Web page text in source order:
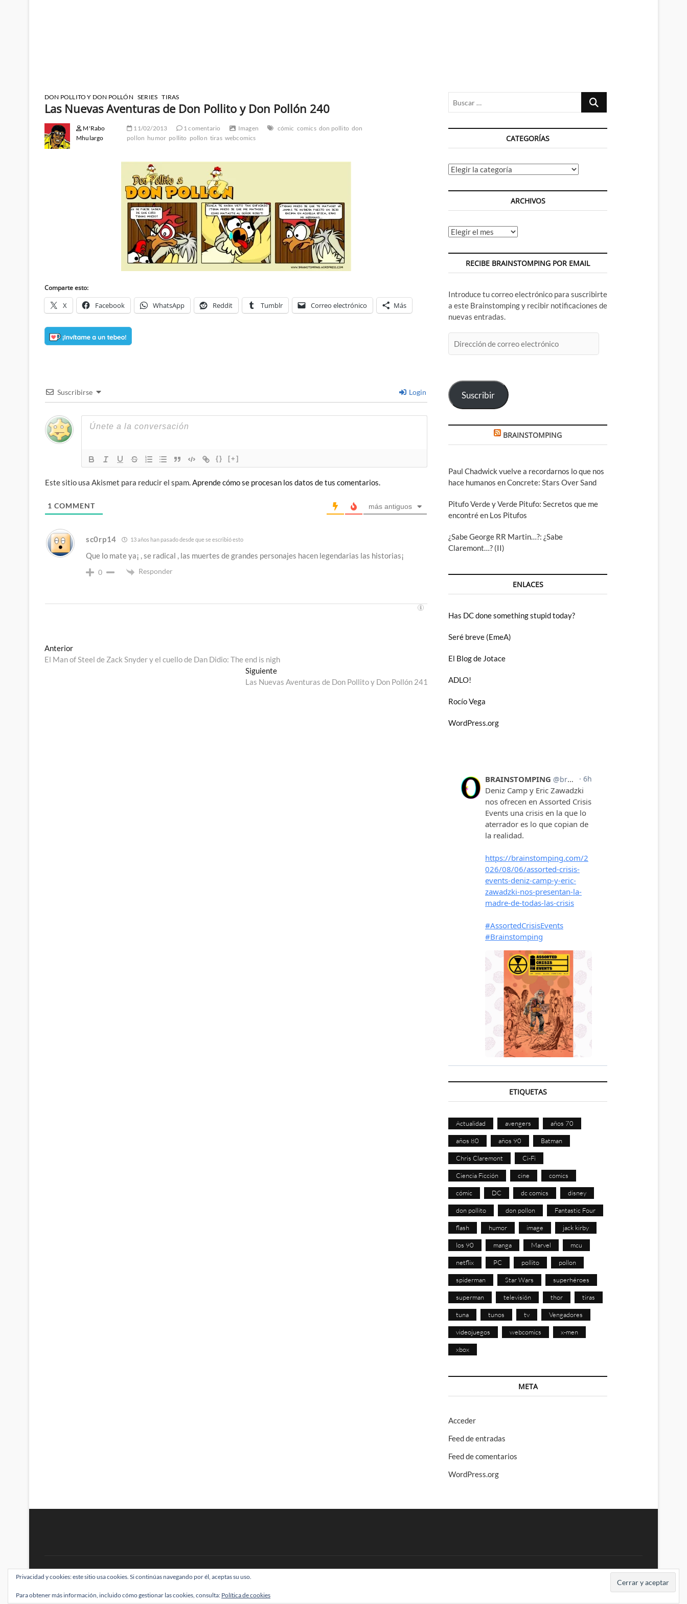
DON POLLITO Y DON POLLÓN SERIES TIRAS
Las Nuevas Aventuras de Don Pollito y Don Pollón 240
M'Rabo
Mhulargo
11/02/2013 1 comentario Imagen cómic comics don pollito don
pollon humor pollito pollon tiras webcomics
Comparte esto:
X Facebook WhatsApp Reddit Tumblr Correo electrónico Más
Suscribirse Login
{} [+]
Este sitio usa Akismet para reducir el spam.Aprende cómo se procesan los datos de tus comentarios.
1 COMMENT más antiguos
sc0rp14 13 años han pasado desde que se escribió esto
Que lo mate ya¡ , se radical , las muertes de grandes personajes hacen legendarias las historias¡
0 Responder
Navegación
de
AnteriorEntrada
anterior:
El Man of Steel de Zack Snyder y el cuello de Dan Didio: The end is nigh
SiguienteEntrada
siguiente:
Las Nuevas Aventuras de Don Pollito y Don Pollón 241
Buscar
CATEGORÍAS
Categorías
ARCHIVOS
Archivos
RECIBE BRAINSTOMPING POR EMAIL
Introduce tu correo electrónico para suscribirte
a este Brainstomping y recibir notificaciones de
nuevas entradas.
de
Suscribir
BRAINSTOMPING
Paul Chadwick vuelve a recordarnos lo que nos
hace humanos en Concrete: Stars Over Sand
Pitufo Verde y Verde Pitufo: Secretos que me
encontré en Los Pitufos
¿Sabe George RR Martin…?: ¿Sabe
Claremont…? (II)
ENLACES
Has DC done something stupid today?
Seré breve (EmeA)
El Blog de Jotace
ADLO!
Rocío Vega
WordPress.org
ETIQUETAS
Actualidad avengers años 70
años 80 años 90 Batman
Chris Claremont Ci-Fi
Ciencia Ficción cine comics
cómic DC dc comics disney
don pollito don pollon Fantastic Four
flash humor image jack kirby
los 90 manga Marvel mcu
netflix PC pollito pollon
spiderman Star Wars superhéroes
superman televisión thor tiras
tuna tunos tv Vengadores
videojuegos webcomics x-men
xbox
META
Acceder
Feed de entradas
Feed de comentarios
WordPress.org
BRAINSTOMPING| Diseñado por:Theme Freesia|WordPress| © Todos los derechos reservados
Privacidad y cookies: este sitio usa cookies. Si continúas navegando por él, aceptas su uso.
Para obtener más información, incluido cómo gestionar las cookies, consulta: Política de cookies